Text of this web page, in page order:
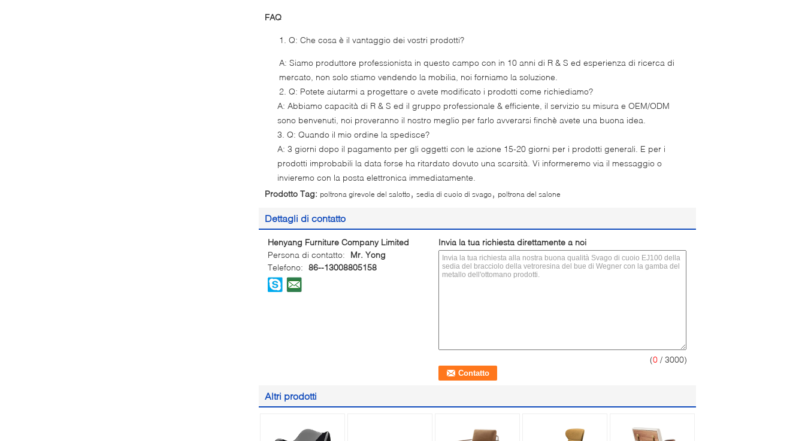
FAQ
Q: Che cosa è il vantaggio dei vostri prodotti?
A: Siamo produttore professionista in questo campo con in 10 anni di R & S ed esperienza di ricerca di
mercato, non solo stiamo vendendo la mobilia, noi forniamo la soluzione.
2. Q: Potete aiutarmi a progettare o avete modificato i prodotti come richiediamo?
A: Abbiamo capacità di R & S ed il gruppo professionale & efficiente, il servizio su misura e OEM/ODM
sono benvenuti, noi proveranno il nostro meglio per farlo avverarsi finchè avete una buona idea.
3. Q: Quando il mio ordine la spedisce?
A: 3 giorni dopo il pagamento per gli oggetti con le azione 15-20 giorni per i prodotti generali. E per i
prodotti improbabili la data forse ha ritardato dovuto una scarsità. Vi informeremo via il messaggio o
invieremo con la posta elettronica immediatamente.
Prodotto Tag: poltrona girevole del salotto, sedia di cuoio di svago, poltrona del salone
Dettagli di contatto
Henyang Furniture Company Limited
Persona di contatto:
Mr. Yong
Telefono: 86--13008805158
Invia la tua richiesta direttamente a noi
(0 / 3000)
Altri prodotti